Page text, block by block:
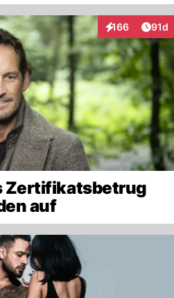
166
Interaktionen
91d
Zertifikatsbetrug
auf